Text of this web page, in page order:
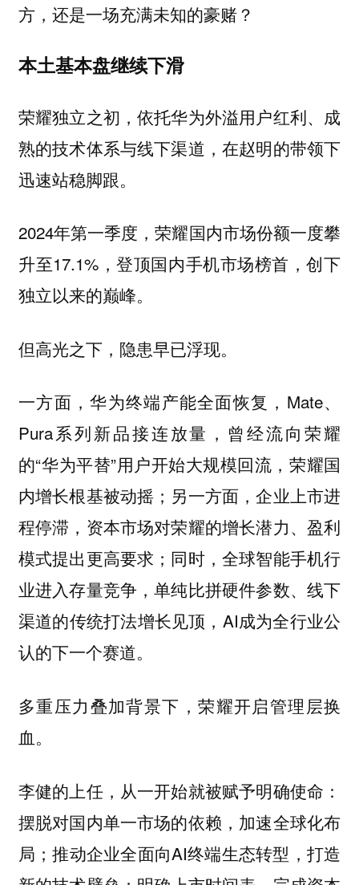
方，还是一场充满未知的豪赌？
本土基本盘继续下滑
荣耀独立之初，依托华为外溢用户红利、成
熟的技术体系与线下渠道，在赵明的带领下
迅速站稳脚跟。
2024年第一季度，荣耀国内市场份额一度攀
升至17.1%，登顶国内手机市场榜首，创下
独立以来的巅峰。
但高光之下，隐患早已浮现。
一方面，华为终端产能全面恢复，Mate、
Pura系列新品接连放量，曾经流向荣耀
的“华为平替”用户开始大规模回流，荣耀国
内增长根基被动摇；另一方面，企业上市进
程停滞，资本市场对荣耀的增长潜力、盈利
模式提出更高要求；同时，全球智能手机行
业进入存量竞争，单纯比拼硬件参数、线下
渠道的传统打法增长见顶，AI成为全行业公
认的下一个赛道。
多重压力叠加背景下，荣耀开启管理层换
血。
李健的上任，从一开始就被赋予明确使命：
摆脱对国内单一市场的依赖，加速全球化布
局；推动企业全面向AI终端生态转型，打造